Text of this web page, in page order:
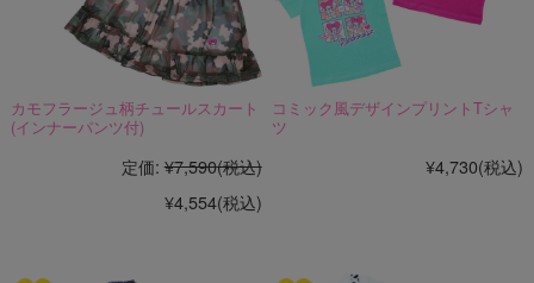
カモフラージュ柄チュールスカート
(インナーパンツ付)
定価: ¥7,590(税込)
¥4,554(税込)
コミック風デザインプリントTシャ
ツ
¥4,730(税込)